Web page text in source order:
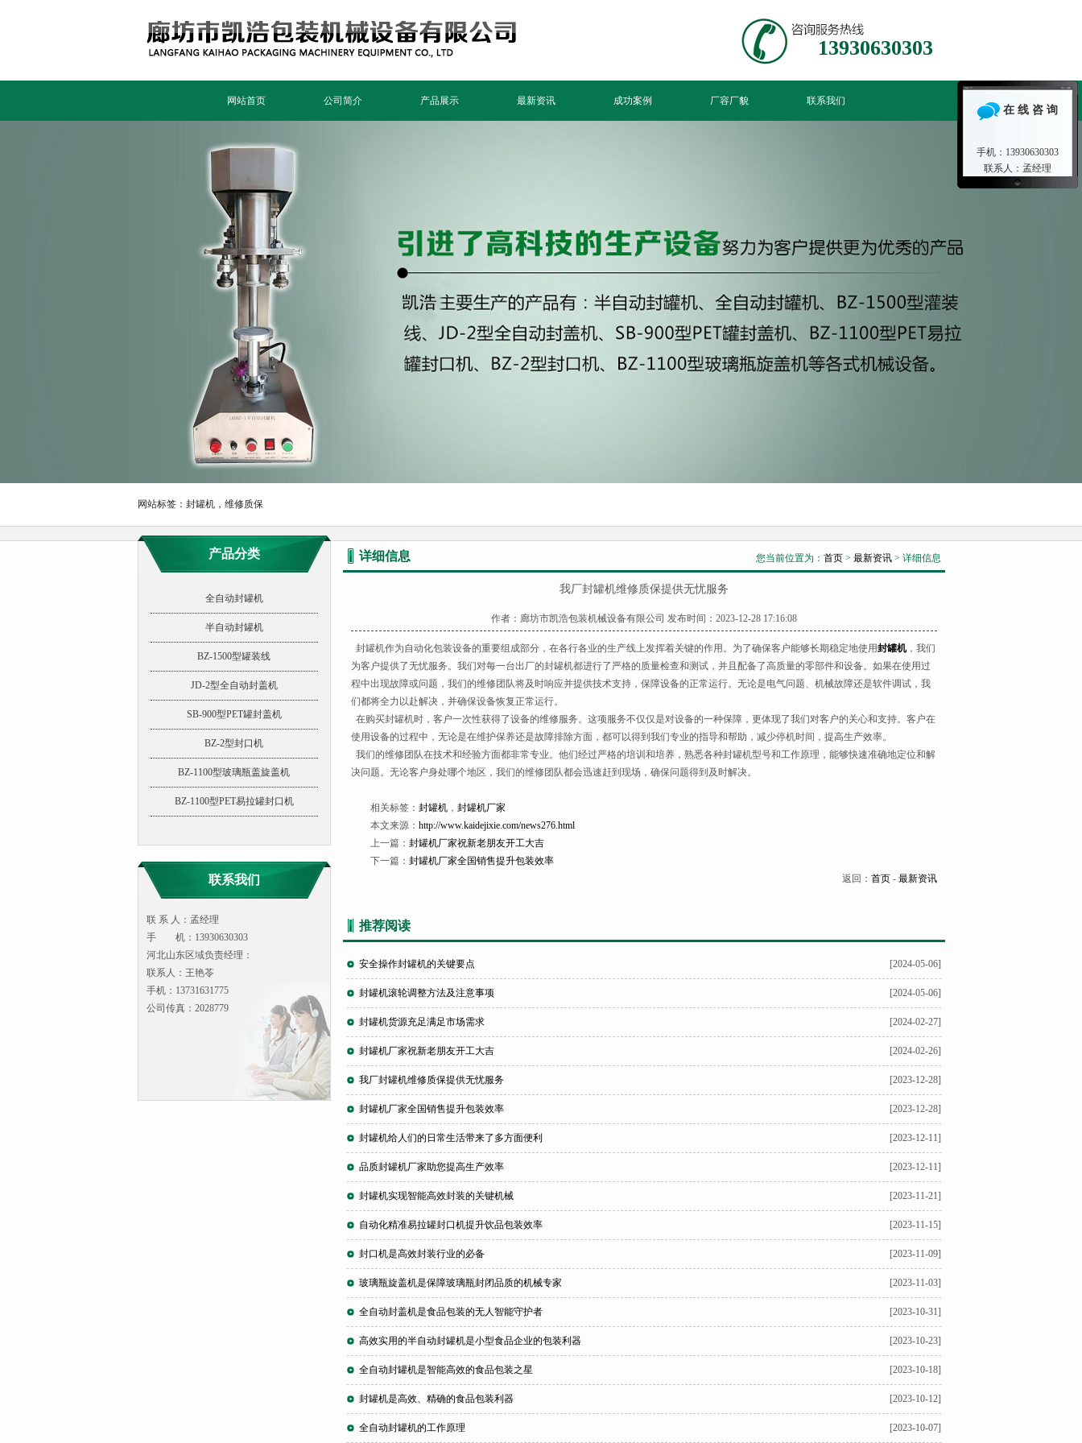
13930630303
网站首页 公司简介 产品展示 最新资讯 成功案例 厂容厂貌 联系我们
网站标签： 封罐机，维修质保
详细信息 您当前位置为： 首页> 最新资讯> 详细信息
我厂封罐机维修质保提供无忧服务
作者：廊坊市凯浩包装机械设备有限公司 发布时间：2023-12-28 17:16:08
封罐机作为自动化包装设备的重要组成部分，在各行各业的生产线上发挥着关键的作用。为了确保客户能够长期稳定地使用封罐机，我们
为客户提供了无忧服务。我们对每一台出厂的封罐机都进行了严格的质量检查和测试，并且配备了高质量的零部件和设备。如果在使用过
程中出现故障或问题，我们的维修团队将及时响应并提供技术支持，保障设备的正常运行。无论是电气问题、机械故障还是软件调试，我
们都将全力以赴解决，并确保设备恢复正常运行。
在购买封罐机时，客户一次性获得了设备的维修服务。这项服务不仅仅是对设备的一种保障，更体现了我们对客户的关心和支持。客户在
使用设备的过程中，无论是在维护保养还是故障排除方面，都可以得到我们专业的指导和帮助，减少停机时间，提高生产效率。
我们的维修团队在技术和经验方面都非常专业。他们经过严格的培训和培养，熟悉各种封罐机型号和工作原理，能够快速准确地定位和解
决问题。无论客户身处哪个地区，我们的维修团队都会迅速赶到现场，确保问题得到及时解决。
相关标签： 封罐机， 封罐机厂家
本文来源： http://www.kaidejixie.com/news276.html
上一篇： 封罐机厂家祝新老朋友开工大吉
下一篇： 封罐机厂家全国销售提升包装效率
返回： 首页- 最新资讯
推荐阅读
安全操作封罐机的关键要点 [2024-05-06]
封罐机滚轮调整方法及注意事项 [2024-05-06]
封罐机货源充足满足市场需求 [2024-02-27]
封罐机厂家祝新老朋友开工大吉 [2024-02-26]
我厂封罐机维修质保提供无忧服务 [2023-12-28]
封罐机厂家全国销售提升包装效率 [2023-12-28]
封罐机给人们的日常生活带来了多方面便利 [2023-12-11]
品质封罐机厂家助您提高生产效率 [2023-12-11]
封罐机实现智能高效封装的关键机械 [2023-11-21]
自动化精准易拉罐封口机提升饮品包装效率 [2023-11-15]
封口机是高效封装行业的必备 [2023-11-09]
玻璃瓶旋盖机是保障玻璃瓶封闭品质的机械专家 [2023-11-03]
全自动封盖机是食品包装的无人智能守护者 [2023-10-31]
高效实用的半自动封罐机是小型食品企业的包装利器 [2023-10-23]
全自动封罐机是智能高效的食品包装之星 [2023-10-18]
封罐机是高效、精确的食品包装利器 [2023-10-12]
全自动封罐机的工作原理 [2023-10-07]
产品分类
全自动封罐机
半自动封罐机
BZ-1500型罐装线
JD-2型全自动封盖机
SB-900型PET罐封盖机
BZ-2型封口机
BZ-1100型玻璃瓶盖旋盖机
BZ-1100型PET易拉罐封口机
联系我们
联 系 人：孟经理
手 机：13930630303
河北山东区域负责经理：
联系人：王艳苓
手机：13731631775
公司传真：2028779
在 线 咨 询
手机：13930630303
联系人：孟经理